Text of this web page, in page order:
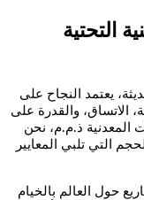
التحتية
يعتمد النجاح على
الاتساق، والقدرة على
المعدنية ذ.م.م، نحن
التي تلبي المعايير
حول العالم بالخيام